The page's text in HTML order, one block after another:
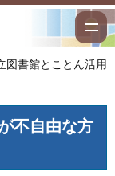
図書館とことん活用
不自由な方